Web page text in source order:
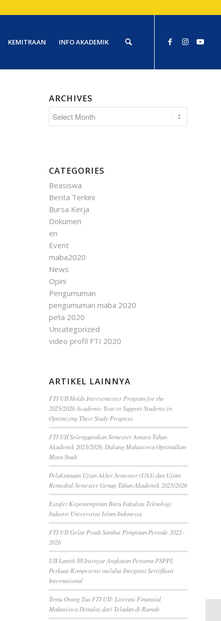
KEMITRAAN INFO AKADEMIK
ARCHIVES
CATEGORIES
Beasiswa
Berita Terkini
Bursa Kerja
Dokumen
en
Event
maba2020
News
Opini
Pengumuman
pengumuman maba 2020
peta 2020
Uncategorized
video profil FTI 2020
ARTIKEL LAINNYA
FTI UII Holds Intersemester Program for the
2025/2026 Academic Year to Support Students in
Optimizing Their Study Progress
FTI UII Selenggarakan Semester Antara Tahun
Akademik 2025/2026, Dukung Mahasiswa Optimalkan
Masa Studi
Pelaksanaan Ujian Akhir Semester (UAS) dan Ujian
Remedial Semester Genap Tahun Akademik 2025/2026
Estafet Kepemimpinan Baru Fakultas Teknologi
Industri Universitas Islam Indonesia
FTI UII Gelar Pisah Sambut Pimpinan Periode 2022–
2026
UII Lantik 88 Insinyur Angkatan Pertama PSPPI,
Perkuat Kompetensi melalui Integrasi Sertifikasi
Internasional
Temu Orang Tua FTI UII: Literasi Finansial
Mahasiswa Dimulai dari Teladan di Rumah